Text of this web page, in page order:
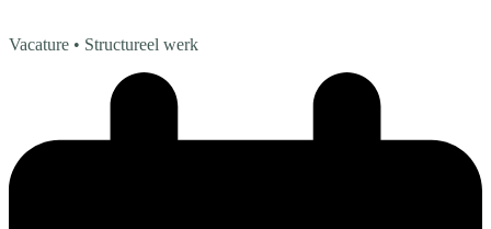
Vacature • Structureel werk